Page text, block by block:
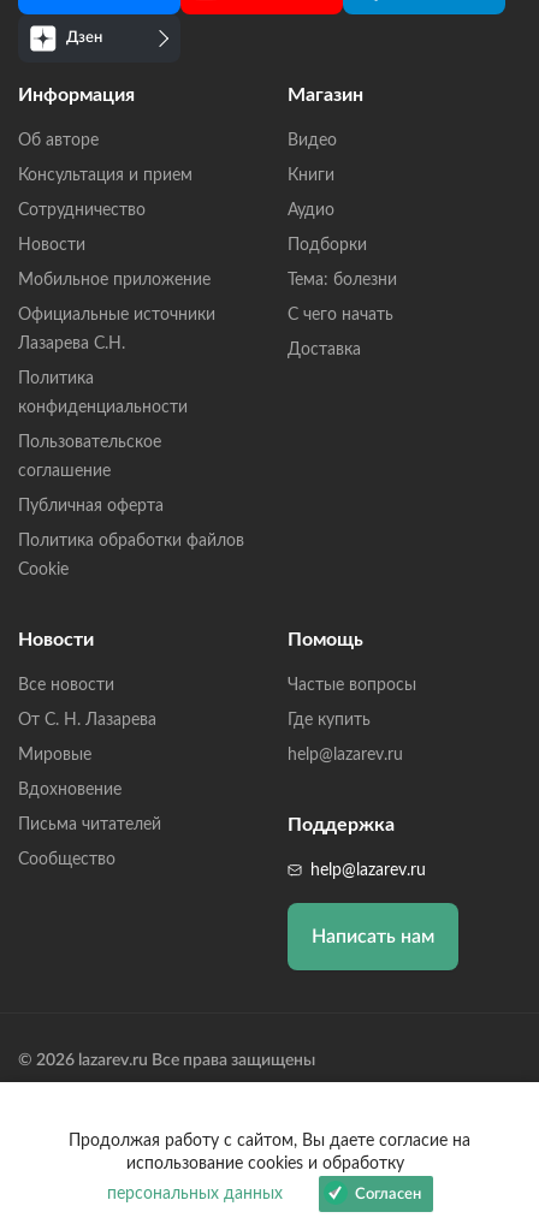
Дзен
Информация
Об авторе
Консультация и прием
Сотрудничество
Новости
Мобильное приложение
Официальные источники
Лазарева С.Н.
Политика
конфиденциальности
Пользовательское
соглашение
Публичная оферта
Политика обработки файлов
Cookie
Магазин
Видео
Книги
Аудио
Подборки
Тема: болезни
С чего начать
Доставка
Новости
Все новости
От С. Н. Лазарева
Мировые
Вдохновение
Письма читателей
Сообщество
Помощь
Частые вопросы
Где купить
help@lazarev.ru
Поддержка
help@lazarev.ru
Написать нам
© 2026 lazarev.ru Все права защищены
Банк: ОАО "АЛЬФА-БАНК" БИК: 044525593, К/С:
30101810200000000593
Продолжая работу с сайтом, Вы даете согласие на
использование cookies и обработку
персональных данных
Согласен